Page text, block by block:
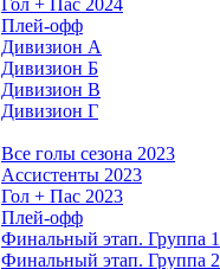
Гол + Пас 2024
Плей-офф
Дивизион A
Дивизион Б
Дивизион В
Дивизион Г
Все голы сезона 2023
Ассистенты 2023
Гол + Пас 2023
Плей-офф
Финальный этап. Группа 1
Финальный этап. Группа 2